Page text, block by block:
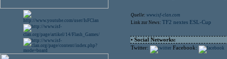
Quelle: www.isf-clan.com
Link zur News: TF2 nextes ESL-Cup
• Social Networks:
Twitter:
Facebook: